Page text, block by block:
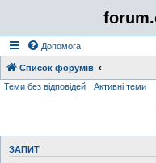
Допомога
Список форумів
Теми без відповідей
Активні теми
ЗАПИТ